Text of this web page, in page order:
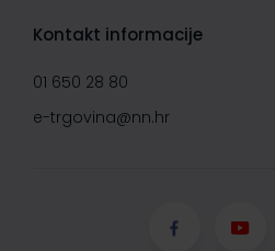
Kontakt informacije
01 650 28 80
e-trgovina@nn.hr